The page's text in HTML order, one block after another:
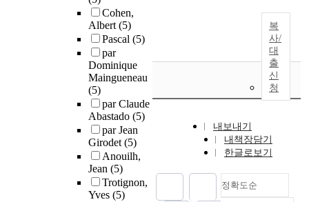
Cohen,
Albert(5)
Pascal (5)
par
Dominique
Maingueneau
(5)
par Claude
Abastado (5)
par Jean
Girodet(5)
Anouilh,
Jean (5)
Trotignon,
Yves (5)
복
사/
대
출
신
청
내보내기
내책장담기
한글로보기
정확도순